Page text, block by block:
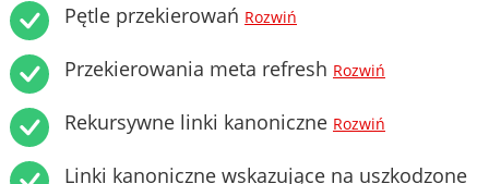
Pętle przekierowań Rozwiń
Przekierowania meta refresh Rozwiń
Rekursywne linki kanoniczne Rozwiń
Linki kanoniczne wskazujące na uszkodzone